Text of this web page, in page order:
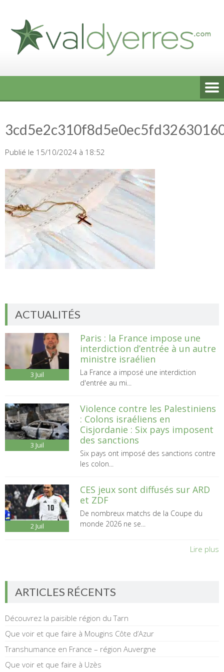
content
Publié le 15/10/2024 à 18:52
ACTUALITÉS
3 Juil
Paris : la France impose une
interdiction d’entrée à un autre
ministre israélien
La France a imposé une interdiction
d'entrée au mi...
3 Juil
Violence contre les Palestiniens
: Colons israéliens en
Cisjordanie : Six pays imposent
des sanctions
Six pays ont imposé des sanctions contre
les colon...
2 Juil
CES jeux sont diffusés sur ARD
et ZDF
De nombreux matchs de la Coupe du
monde 2026 ne se...
Lire plus
ARTICLES RÉCENTS
Découvrez la paisible région du Tarn
Que voir et que faire à Mougins Côte d’Azur
Transhumance en France – région Auvergne
Que voir et que faire à Uzès